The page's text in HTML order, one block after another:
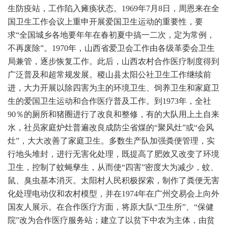
生防疫站，工作陷入瘫痪状态。1969年7月8日，周恩来在全
国卫生工作会议上重申开展爱国卫生运动的重要性，要
求“全国城乡各地要年年在春初夏中搞一二次，定为常例，
不再废除”。1970年，山西省爱卫会工作由各级革委会卫生
局兼管，逐步恢复工作。此后，山西农村合作医疗制度得到
广泛普及和超常规发展。稷山县太阳公社卫生工作继续前
进，大力开展以除四害为主的环境卫生、饲养卫生和家庭卫
生的爱国卫生运动和合作医疗普及工作。到1973年，全社
90％的厕所和猪圈进行了改良和整修，有的大队用上土自来
水，社员家庭炉灶普遍改良成防尘省煤的“聚风灶”或“会风
灶”，大大改善了家庭卫生。多数生产队加强粪便管理，实
行地头堆封，进行无害化处理，既提高了肥效又改变了环境
卫生，控制了蚊蝇孳生，从而使“四害”密度大为减少，蚊、
鼠、臭虫基本消灭。太阳村人民积极探索，制作了粪便无害
化处理电动仪和农村模型，并在1974年在广州交易会上向外
国友人展示。在合作医疗方面，将原大队“卫生所”、“保健
院”改为合作医疗服务站；建立了以贫下中农为主体，由贫